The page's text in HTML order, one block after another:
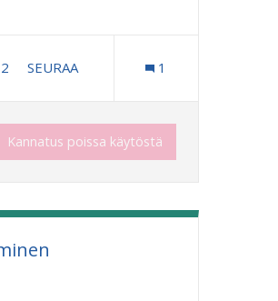
2 2 SEURAAJAA
SEURAA 1
Kannatus poissa käytöstä